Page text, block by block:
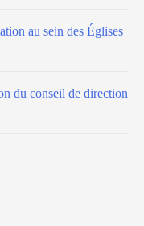
au sein des Églises
du conseil de direction